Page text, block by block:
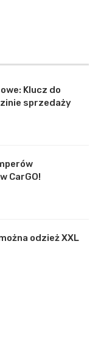
Klucz do
sprzedaży
CarGO!
odzież XXL